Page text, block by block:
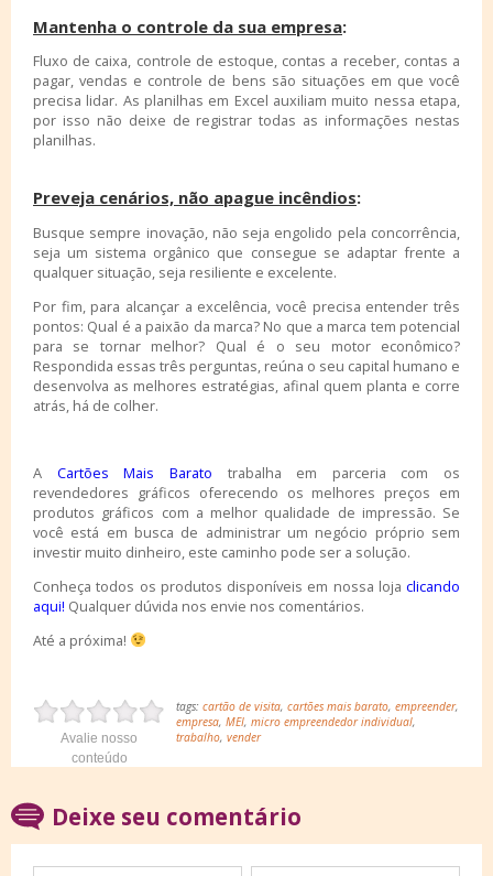
Mantenha o controle da sua empresa:
Fluxo de caixa, controle de estoque, contas a receber, contas a
pagar, vendas e controle de bens são situações em que você
precisa lidar. As planilhas em Excel auxiliam muito nessa etapa,
por isso não deixe de registrar todas as informações nestas
planilhas.
Preveja cenários, não apague incêndios:
Busque sempre inovação, não seja engolido pela concorrência,
seja um sistema orgânico que consegue se adaptar frente a
qualquer situação, seja resiliente e excelente.
Por fim, para alcançar a excelência, você precisa entender três
pontos: Qual é a paixão da marca? No que a marca tem potencial
para se tornar melhor? Qual é o seu motor econômico?
Respondida essas três perguntas, reúna o seu capital humano e
desenvolva as melhores estratégias, afinal quem planta e corre
atrás, há de colher.
A Cartões Mais Barato trabalha em parceria com os
revendedores gráficos oferecendo os melhores preços em
produtos gráficos com a melhor qualidade de impressão. Se
você está em busca de administrar um negócio próprio sem
investir muito dinheiro, este caminho pode ser a solução.
Conheça todos os produtos disponíveis em nossa loja clicando
aqui! Qualquer dúvida nos envie nos comentários.
Até a próxima!
Avalie nosso
conteúdo
tags: cartão de visita, cartões mais barato, empreender,
empresa, MEI, micro empreendedor individual,
trabalho, vender
Deixe seu comentário